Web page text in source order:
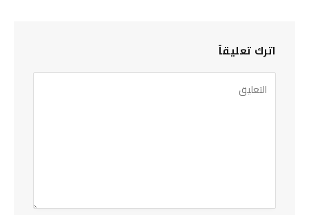
اترك تعليقاً